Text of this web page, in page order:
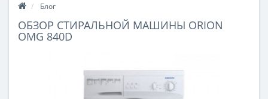
Блог
ОБЗОР СТИРАЛЬНОЙ МАШИНЫ ORION
OMG 840D